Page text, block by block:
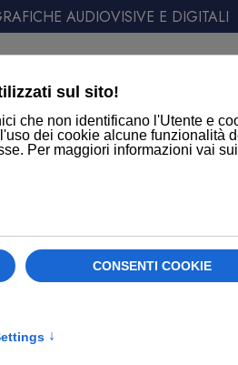
AUDIOVISIVE E DIGITALI